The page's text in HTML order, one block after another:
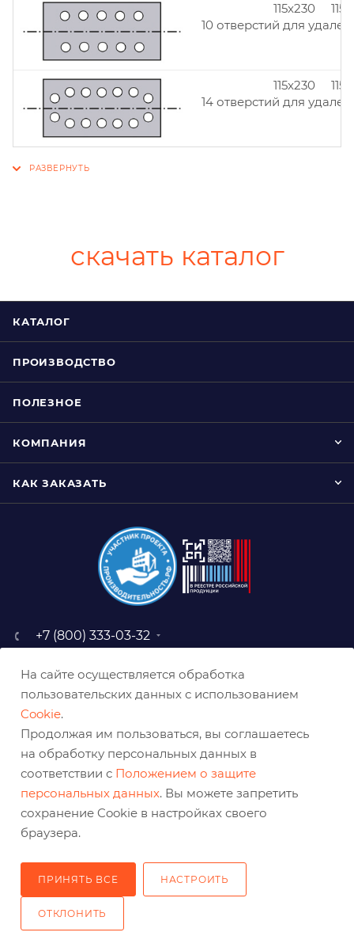
115x230
10 отверстий для
115x230
14 отверстий для
скачать каталог
КАТАЛОГ
ПРОИЗВОДСТВО
ПОЛЕЗНОЕ
КОМПАНИЯ
КАК ЗАКАЗАТЬ
+7 (800) 333-03-32
baz@belabraziv.ru
308009, Россия, г. Белгород,
На сайте осуществляется обработка
пользовательских данных с использованием
Cookie.
Продолжая им пользоваться, вы соглашаетесь
на обработку персональных данных в
соответствии с Положением о защите
персональных данных. Вы можете запретить
сохранение Cookie в настройках своего
браузера.
ПРИНЯТЬ ВСЕ НАСТРОИТЬ
ОТКЛОНИТЬ